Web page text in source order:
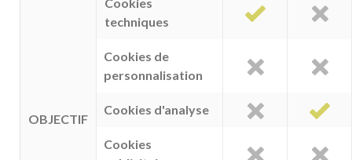
OBJECTIF
techniques
Cookies de
personnalisation
Cookies d'analyse
Cookies